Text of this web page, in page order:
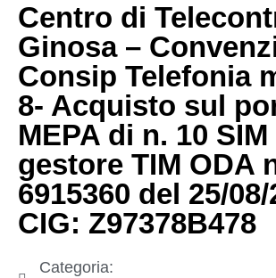
Centro di
Ginosa –
Consip Telefonia
8- Acquisto sul
MEPA di n. 10
gestore TIM ODA
6915360 del 25/08/
CIG: Z97378B478
Categoria: